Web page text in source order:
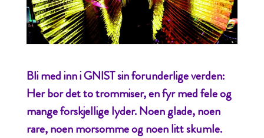
Bli med inn i GNIST sin forunderlige verden:
Her bor det to trommiser, en fyr med fele og
mange forskjellige lyder. Noen glade, noen
rare, noen morsomme og noen litt skumle.